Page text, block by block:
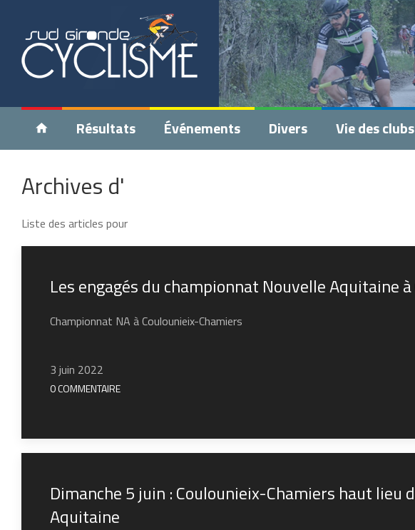
Résultats Événements Divers Vie des clubs
Archives d'
Liste des articles pour
Les engagés du championnat Nouvelle Aquitaine
Championnat NA à Coulounieix-Chamiers
3 juin 2022
0 COMMENTAIRE
Dimanche 5 juin : Coulounieix-Chamiers haut lieu
Aquitaine